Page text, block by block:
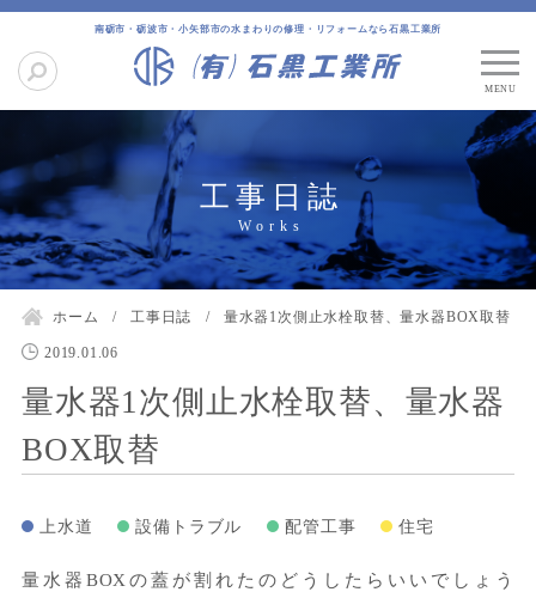
南砺市・砺波市・小矢部市の水まわりの修理・リフォームなら石黒工業所
工事日誌
ホーム 工事日誌 量水器1次側止水栓取替、量水器BOX取替
2019.01.06
量水器1次側止水栓取替、量水器
BOX取替
上水道 設備トラブル 配管工事 住宅
量水器BOXの蓋が割れたのどうしたらいいでしょう